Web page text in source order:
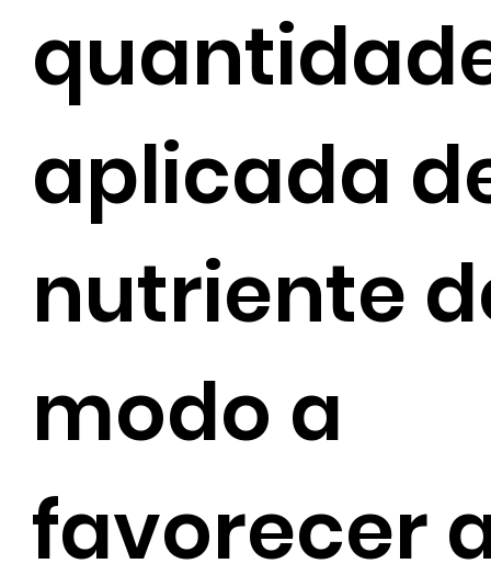
aplicada
nutriente
modo a
favorecer